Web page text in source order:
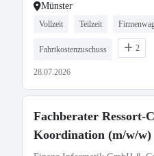
Münster
Vollzeit Teilzeit
Fahrtkostenzuschuss 2
28.07.2026
Fachberater Ressort-
Koordination (m/w/w)